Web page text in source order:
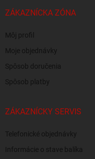
ZÁKAZNÍCKA ZÓNA
Môj profil
Moje objednávky
Spôsob doručenia
Spôsob platby
ZÁKAZNÍCKY SERVIS
Telefonické objednávky
Informácie o stave balíka